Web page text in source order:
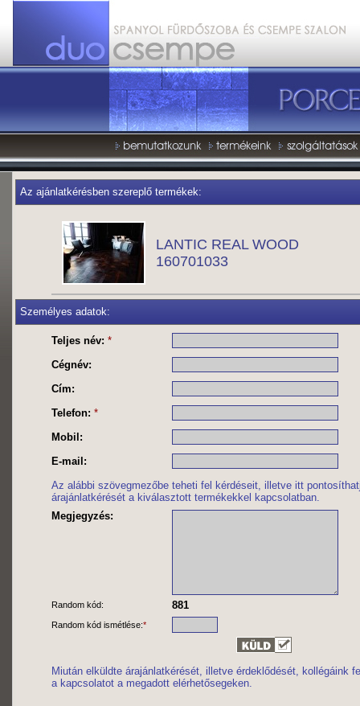
Az ajánlatkérésben szereplő termékek:
LANTIC REAL WOOD
160701033
Személyes adatok:
Teljes név: *
Cégnév:
Cím:
Telefon: *
Mobil:
E-mail:
Az alábbi szövegmezőbe teheti fel kérdéseit, illetve itt
árajánlatkérését a kiválasztott termékekkel kapcsolatban.
Megjegyzés:
Random kód: 881
Random kód ismétlése:*
Miután elküldte árajánlatkérését, illetve érdeklődését, kollégáink
a kapcsolatot a megadott elérhetősegeken.